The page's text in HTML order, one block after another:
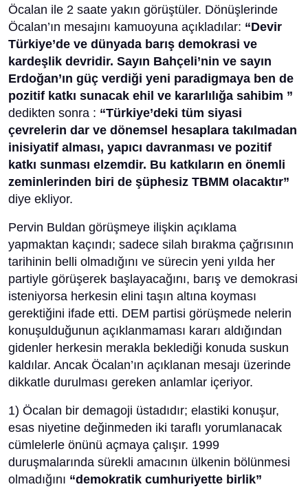
Öcalan ile 2 saate yakın görüştüler. Dönüşlerinde
Öcalan’ın mesajını kamuoyuna açıkladılar: “Devir
Türkiye’de ve dünyada barış demokrasi ve
kardeşlik devridir. Sayın Bahçeli’nin ve sayın
Erdoğan’ın güç verdiği yeni paradigmaya ben de
pozitif katkı sunacak ehil ve kararlılığa sahibim ”
dedikten sonra : “Türkiye’deki tüm siyasi
çevrelerin dar ve dönemsel hesaplara takılmadan
inisiyatif alması, yapıcı davranması ve pozitif
katkı sunması elzemdir. Bu katkıların en önemli
zeminlerinden biri de şüphesiz TBMM olacaktır”
diye ekliyor.
Pervin Buldan görüşmeye ilişkin açıklama
yapmaktan kaçındı; sadece silah bırakma çağrısının
tarihinin belli olmadığını ve sürecin yeni yılda her
partiyle görüşerek başlayacağını, barış ve demokrasi
isteniyorsa herkesin elini taşın altına koyması
gerektiğini ifade etti. DEM partisi görüşmede nelerin
konuşulduğunun açıklanmaması kararı aldığından
gidenler herkesin merakla beklediği konuda suskun
kaldılar. Ancak Öcalan’ın açıklanan mesajı üzerinde
dikkatle durulması gereken anlamlar içeriyor.
1) Öcalan bir demagoji üstadıdır; elastiki konuşur,
esas niyetine değinmeden iki taraflı yorumlanacak
cümlelerle önünü açmaya çalışır. 1999
duruşmalarında sürekli amacının ülkenin bölünmesi
olmadığını “demokratik cumhuriyette birlik”